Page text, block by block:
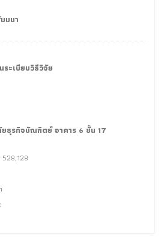
มนา
ระเบียบวิธีวิจัย
ธุรกิจบัณฑิตย์ อาคาร 6 ชั้น 17